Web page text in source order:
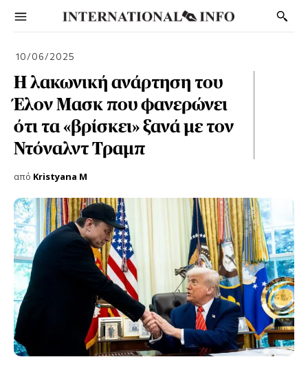
10/06/2025
Η λακωνική ανάρτηση του
Έλον Μασκ που φανερώνει
ότι τα «βρίσκει» ξανά με τον
Ντόναλντ Τραμπ
από Kristyana M